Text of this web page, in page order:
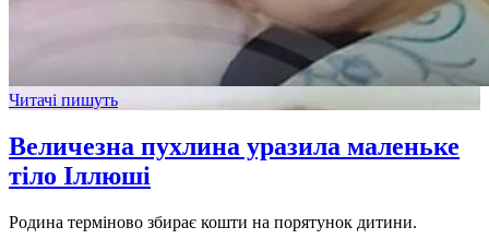
Читачі пишуть
Величезна пухлина уразила маленьке
тіло Іллюші
Родина терміново збирає кошти на порятунок дитини.